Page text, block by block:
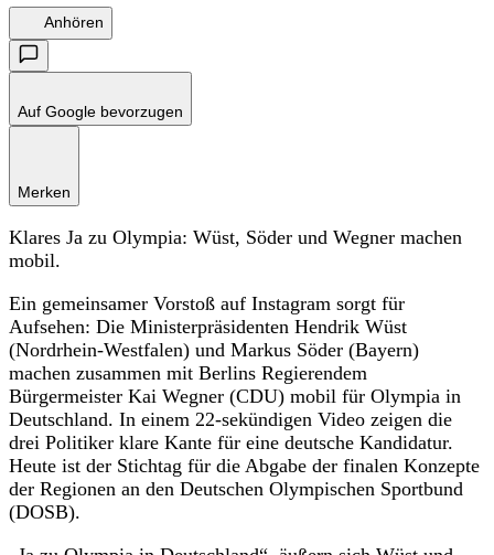
Anhören
Auf Google bevorzugen
Merken
Klares Ja zu Olympia: Wüst, Söder und Wegner machen
mobil.
Ein gemeinsamer Vorstoß auf Instagram sorgt für
Aufsehen: Die Ministerpräsidenten Hendrik Wüst
(Nordrhein-Westfalen) und Markus Söder (Bayern)
machen zusammen mit Berlins Regierendem
Bürgermeister Kai Wegner (CDU) mobil für Olympia in
Deutschland. In einem 22-sekündigen Video zeigen die
drei Politiker klare Kante für eine deutsche Kandidatur.
Heute ist der Stichtag für die Abgabe der finalen Konzepte
der Regionen an den Deutschen Olympischen Sportbund
(DOSB).